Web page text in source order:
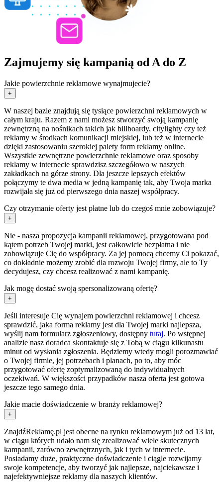
Zajmujemy się kampanią od A do Z
Jakie powierzchnie reklamowe wynajmujecie?
+
W naszej bazie znajdują się tysiące powierzchni reklamowych w
całym kraju. Razem z nami możesz stworzyć swoją kampanię
zewnętrzną na nośnikach takich jak billboardy, citylighty czy też
reklamy w środkach komunikacji miejskiej, lub też w internecie
dzięki zastosowaniu szerokiej palety form reklamy online.
Wszystkie zewnętrzne powierzchnie reklamowe oraz sposoby
reklamy w internecie sprawdzisz szczegółowo w naszych
zakładkach na górze strony. Dla jeszcze lepszych efektów
połączymy te dwa media w jedną kampanię tak, aby Twoja marka
rozwijała się już od pierwszego dnia naszej współpracy.
Czy otrzymanie oferty jest płatne lub do czegoś mnie zobowiązuje?
+
Nie - nasza propozycja kampanii reklamowej, przygotowana pod
kątem potrzeb Twojej marki, jest całkowicie bezpłatna i nie
zobowiązuje Cię do współpracy. Za jej pomocą chcemy Ci pokazać,
co dokładnie możemy zrobić dla rozwoju Twojej firmy, ale to Ty
decydujesz, czy chcesz realizować z nami kampanię.
Jak mogę dostać swoją spersonalizowaną ofertę?
+
Jeśli interesuje Cię wynajem powierzchni reklamowej i chcesz
sprawdzić, jaka forma reklamy jest dla Twojej marki najlepsza,
wyślij nam formularz zgłoszeniowy, dostępny tutaj. Po wstępnej
analizie nasz doradca skontaktuje się z Tobą w ciągu kilkunastu
minut od wysłania zgłoszenia. Będziemy wtedy mogli porozmawiać
o Twojej firmie, jej potrzebach i planach, po to, aby móc
przygotować ofertę zoptymalizowaną do indywidualnych
oczekiwań. W większości przypadków nasza oferta jest gotowa
jeszcze tego samego dnia.
Jakie macie doświadczenie w branży reklamowej?
+
ZnajdźReklamę.pl jest obecne na rynku reklamowym już od 13 lat,
w ciągu których udało nam się zrealizować wiele skutecznych
kampanii, zarówno zewnętrznych, jak i tych w internecie.
Posiadamy duże, praktyczne doświadczenie i ciągle rozwijamy
swoje kompetencje, aby tworzyć jak najlepsze, najciekawsze i
najefektywniejsze reklamy dla naszych klientów.